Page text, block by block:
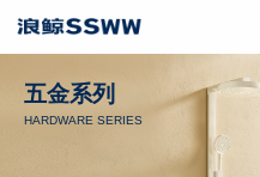
五金系列
HARDWARE SERIES